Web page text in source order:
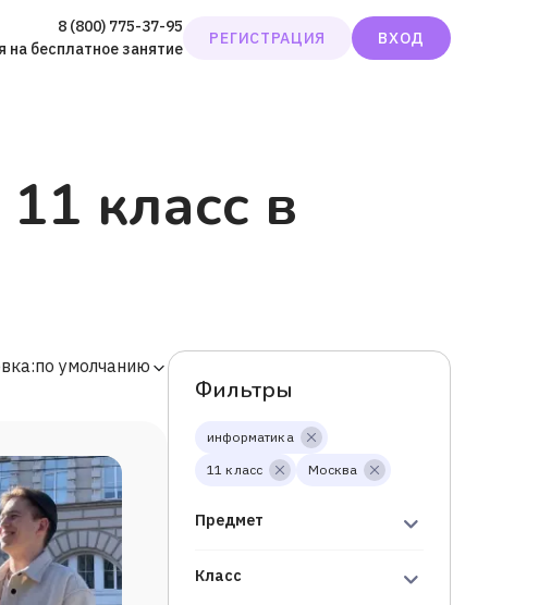
8 (800) 775-37-95
на бесплатное занятие
РЕГИСТРАЦИЯ ВХОД
класс в
по умолчанию
Фильтры
информатика
11 класс
Москва
Предмет
Класс